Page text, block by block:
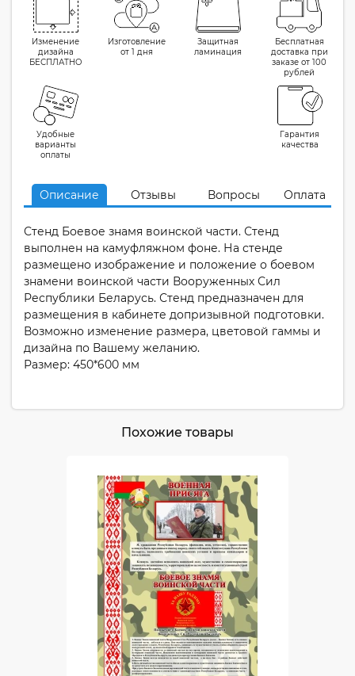
Изменение
дизайна
БЕСПЛАТНО
Изготовление
от 1 дня
Защитная
ламинация
Бесплатная
доставка при
заказе от 100
рублей
Удобные
варианты
оплаты
Гарантия
качества
Описание Отзывы Вопросы Оплата
Стенд Боевое знамя воинской части. Стенд
выполнен на камуфляжном фоне. На стенде
размещено изображение и положение о боевом
знамени воинской части Вооруженных Сил
Республики Беларусь. Стенд предназначен для
размещения в кабинете допризывной подготовки.
Возможно изменение размера, цветовой гаммы и
дизайна по Вашему желанию.
Размер: 450*600 мм
Похожие товары